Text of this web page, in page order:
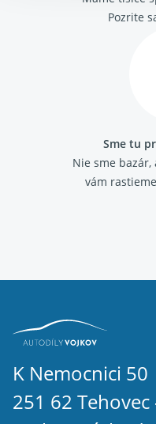
Pozrite
Sme tu
Nie sme
vám
K Nemocnici 50
251 62